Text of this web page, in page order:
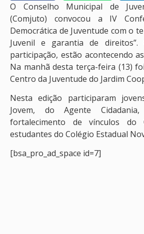
O Conselho Municipal de
(Comjuto) convocou a IV
Democrática de Juventude com o
Juvenil e garantia de
participação, estão acontecendo
Na manhã desta terça-feira (13)
Centro da Juventude do Jardim
Nesta edição participaram
Jovem, do Agente
fortalecimento de vínculos do
estudantes do Colégio Estadual
[bsa_pro_ad_space id=7]